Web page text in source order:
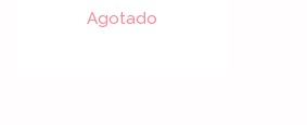
Agotado